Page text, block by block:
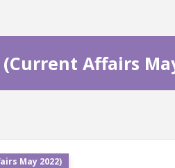
Affairs
May 2022)